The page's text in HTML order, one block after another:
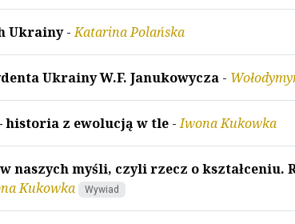
Ukrainy-Katarina Polańska
Ukrainy W.F. Janukowycza -
historia z ewolucją w tle -Iwona Kukowka
naszych myśli, czyli rzecz o kształceniu.
Kukowka Wywiad